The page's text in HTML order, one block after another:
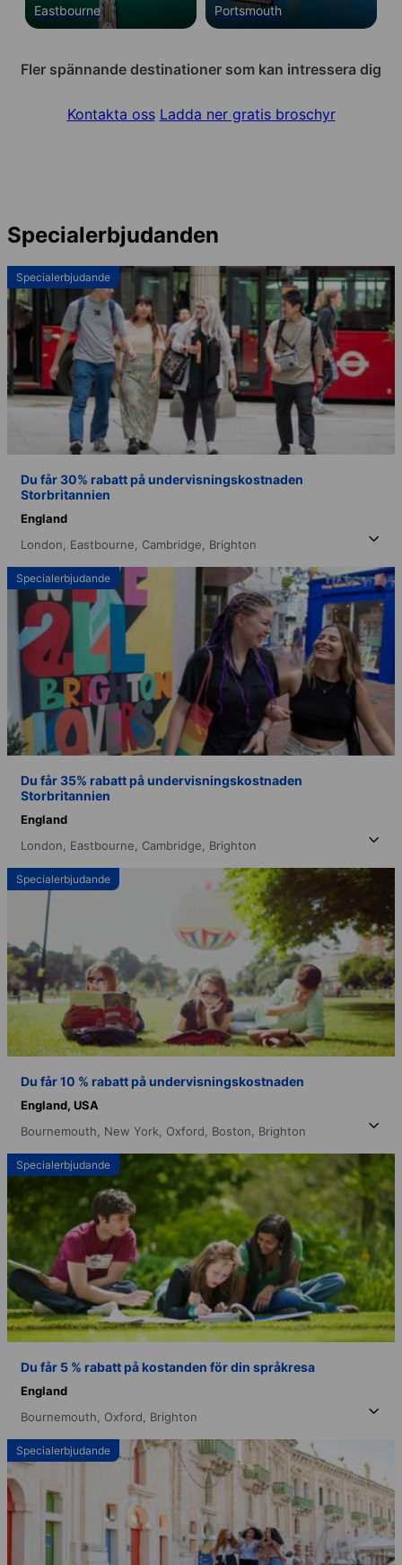
Eastbourne Portsmouth
Fler spännande destinationer som kan intressera dig
Kontakta oss Ladda ner gratis broschyr
Specialerbjudanden
Specialerbjudande
Du får 30% rabatt på undervisningskostnaden
Storbritannien
England
London, Eastbourne, Cambridge, Brighton
Specialerbjudande
Du får 35% rabatt på undervisningskostnaden
Storbritannien
England
London, Eastbourne, Cambridge, Brighton
Specialerbjudande
Du får 10 % rabatt på undervisningskostnaden
England, USA
Bournemouth, New York, Oxford, Boston, Brighton
Specialerbjudande
Du får 5 % rabatt på kostanden för din språkresa
England
Bournemouth, Oxford, Brighton
Specialerbjudande